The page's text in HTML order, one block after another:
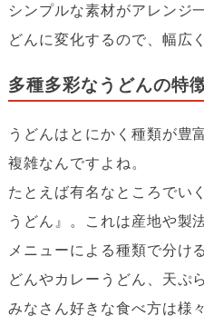
シンプルな素材がアレンジ
どんに変化するので、幅広
多種多彩なうどんの特
うどんはとにかく種類が豊
複雑なんですよね。
たとえば有名なところでい
うどん』。これは産地や製
メニューによる種類で分け
どんやカレーうどん、天ぷ
みなさん好きな食べ方は様